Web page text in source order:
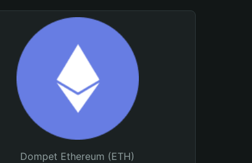
Dompet Ethereum (ETH)